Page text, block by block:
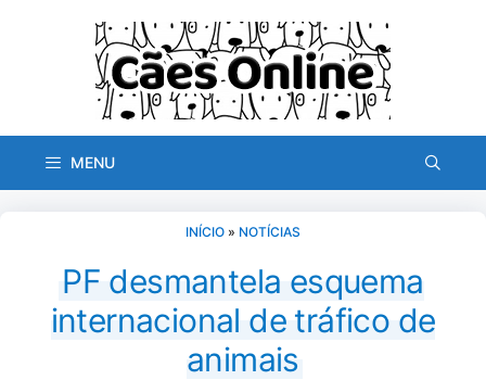
MENU
INÍCIO » NOTÍCIAS
PF desmantela esquema
internacional de tráfico de
animais